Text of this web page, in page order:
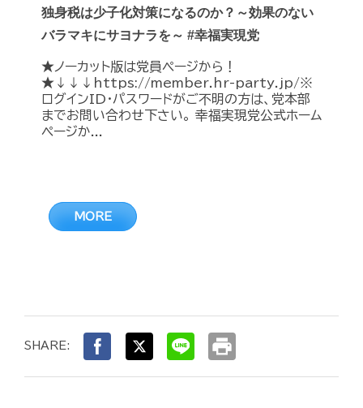
独身税は少子化対策になるのか？～効果のない
バラマキにサヨナラを～ #幸福実現党
★ノーカット版は党員ページから！
★↓↓↓https://member.hr-party.jp/※
ログインID・パスワードがご不明の方は、党本部
までお問い合わせ下さい。 幸福実現党公式ホーム
ページか...
MORE
SHARE: print